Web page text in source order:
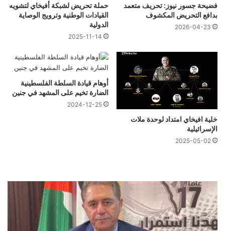
فضيحة جسور نيوز: تحريف متعمد
بدافع التحريض المكشوف
2026-04-23
حملة تحريض لشبكة أفيخاي لتشويه
القيادات الوطنية وترويج الوصاية
الدولية
2025-11-14
خلية افيخاي امتداد لوحدة ملات
الإسرائيلية
2025-05-02
أوهام قيادة السلطة الفلسطينية
الضارة تخيم على المشهد في جنين
2024-12-25